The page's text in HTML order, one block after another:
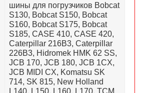
шины для погрузчиков Bobcat
S130, Bobcat S150, Bobcat
S160, Bobcat S175, Bobcat
S185, CASE 410, CASE 420,
Caterpillar 216B3, Caterpillar
226B3, Hidromek HMK 62 SS,
JCB 170, JCB 180, JCB 1CX,
JCB MIDI CX, Komatsu SK
714, SK 815, New Holland
L140, L150, L160, L170, TCM